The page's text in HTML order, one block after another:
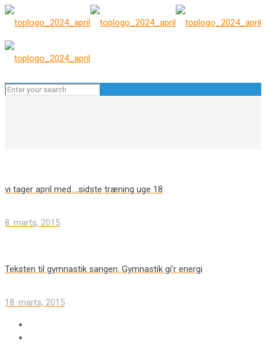
vi tager april med….sidste træning uge 18
8. marts, 2015
Teksten til gymnastik sangen: Gymnastik gi’r energi
18. marts, 2015